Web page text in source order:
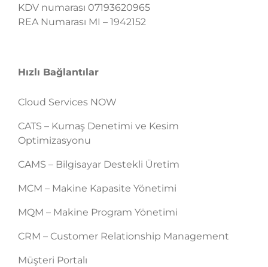
KDV numarası 07193620965
REA Numarası MI – 1942152
Hızlı Bağlantılar
Cloud Services NOW
CATS – Kumaş Denetimi ve Kesim
Optimizasyonu
CAMS – Bilgisayar Destekli Üretim
MCM – Makine Kapasite Yönetimi
MQM – Makine Program Yönetimi
CRM – Customer Relationship Management
Müşteri Portalı